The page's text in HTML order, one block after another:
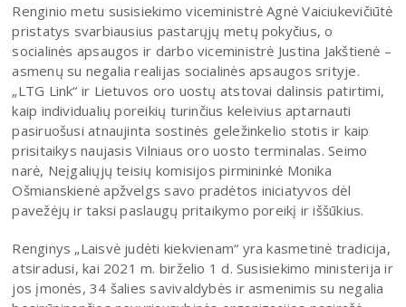
Renginio metu susisiekimo viceministrė Agnė Vaiciukevičiūtė
pristatys svarbiausius pastarųjų metų pokyčius, o
socialinės apsaugos ir darbo viceministrė Justina Jakštienė –
asmenų su negalia realijas socialinės apsaugos srityje.
„LTG Link“ ir Lietuvos oro uostų atstovai dalinsis patirtimi,
kaip individualių poreikių turinčius keleivius aptarnauti
pasiruošusi atnaujinta sostinės geležinkelio stotis ir kaip
prisitaikys naujasis Vilniaus oro uosto terminalas. Seimo
narė, Neįgaliųjų teisių komisijos pirmininkė Monika
Ošmianskienė apžvelgs savo pradėtos iniciatyvos dėl
pavežėjų ir taksi paslaugų pritaikymo poreikį ir iššūkius.
Renginys „Laisvė judėti kiekvienam“ yra kasmetinė tradicija,
atsiradusi, kai 2021 m. birželio 1 d. Susisiekimo ministerija ir
jos įmonės, 34 šalies savivaldybės ir asmenimis su negalia